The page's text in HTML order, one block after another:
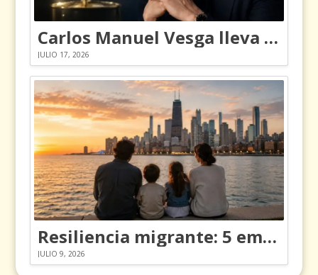
Carlos Manuel Vesga lleva el nombre de Colombia a los Emmy
JULIO 17, 2026
Resiliencia migrante: 5 emociones y cómo gestionarlas
JULIO 9, 2026